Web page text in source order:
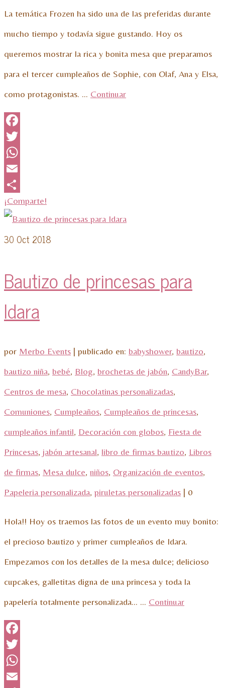
La temática Frozen ha sido una de las preferidas durante
mucho tiempo y todavía sigue gustando. Hoy os
queremos mostrar la rica y bonita mesa que preparamos
para el tercer cumpleaños de Sophie, con Olaf, Ana y Elsa,
como protagonistas. … Continuar
Facebook
Twitter
WhatsApp
Email
¡Comparte!
30 Oct 2018
Bautizo de princesas para
Idara
por Merbo Events | publicado en: babyshower, bautizo,
bautizo niña, bebé, Blog, brochetas de jabón, CandyBar,
Centros de mesa, Chocolatinas personalizadas,
Comuniones, Cumpleaños, Cumpleaños de princesas,
cumpleaños infantil, Decoración con globos, Fiesta de
Princesas, jabón artesanal, libro de firmas bautizo, Libros
de firmas, Mesa dulce, niños, Organización de eventos,
Papeleria personalizada, piruletas personalizadas | 0
Hola!! Hoy os traemos las fotos de un evento muy bonito:
el precioso bautizo y primer cumpleaños de Idara.
Empezamos con los detalles de la mesa dulce; delicioso
cupcakes, galletitas digna de una princesa y toda la
papelería totalmente personalizada… … Continuar
Facebook
Twitter
WhatsApp